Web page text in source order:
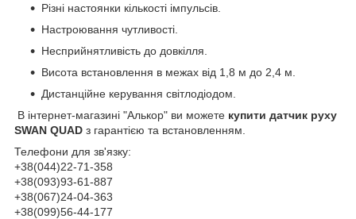
Різні настоянки кількості імпульсів.
Настроювання чутливості.
Несприйнятливість до довкілля.
Висота встановлення в межах від 1,8 м до 2,4 м.
Дистанційне керування світлодіодом.
В інтернет-магазині "Алькор" ви можете купити датчик руху
SWAN QUAD з гарантією та встановленням.
Телефони для зв'язку:
+38(044)22-71-358
+38(093)93-61-887
+38(067)24-04-363
+38(099)56-44-177